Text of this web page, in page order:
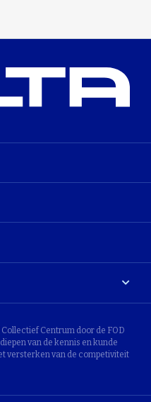
Centrum door de FOD
van de kennis en kunde
versterken van de competiviteit